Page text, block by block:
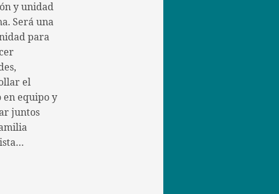
y unidad
Será una
para
el
equipo y
juntos